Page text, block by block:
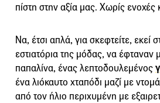
πίστη στην αξία μας. Χωρίς ενοχές
Να, έτσι απλά, για σκεφτείτε, εκεί
εστιατόρια της μόδας, να έφταναν
παπαλίνα, ένας λεπτοδουλεμένος
ένα λιόκαυτο χταπόδι μαζί με
από τον ήλιο περιχυμένη με